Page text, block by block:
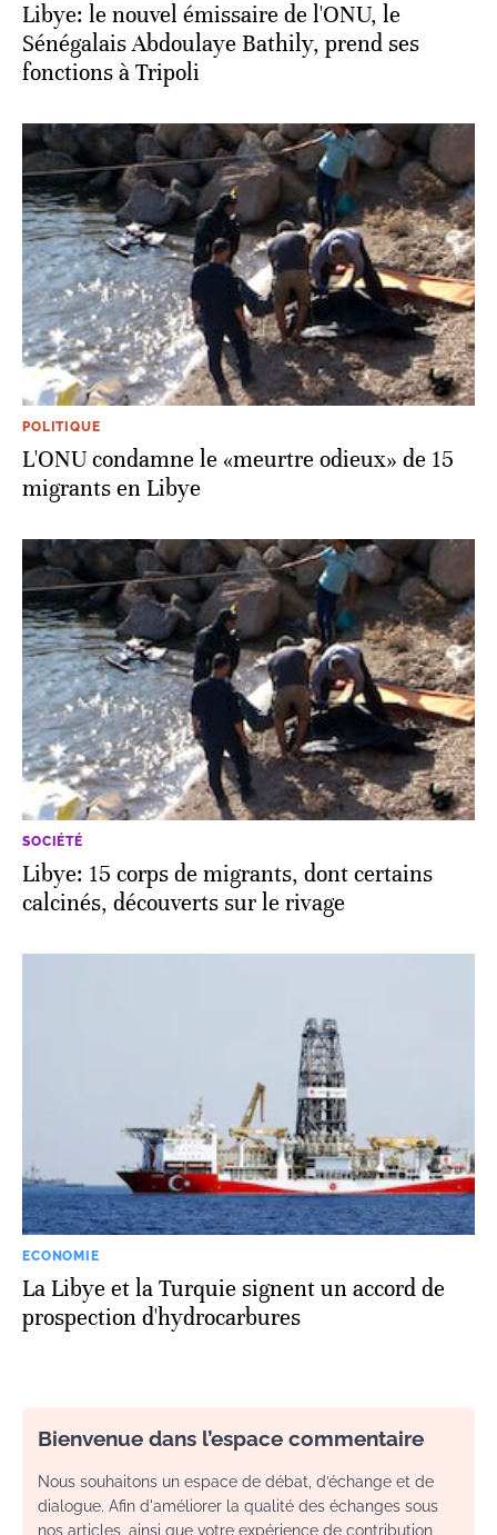
Libye: le nouvel émissaire de l'ONU, le
Sénégalais Abdoulaye Bathily, prend ses
fonctions à Tripoli
POLITIQUE
L'ONU condamne le «meurtre odieux» de 15
migrants en Libye
SOCIÉTÉ
Libye: 15 corps de migrants, dont certains
calcinés, découverts sur le rivage
ECONOMIE
La Libye et la Turquie signent un accord de
prospection d'hydrocarbures
Bienvenue dans l’espace commentaire
Nous souhaitons un espace de débat, d’échange et de
dialogue. Afin d'améliorer la qualité des échanges sous
nos articles, ainsi que votre expérience de contribution,